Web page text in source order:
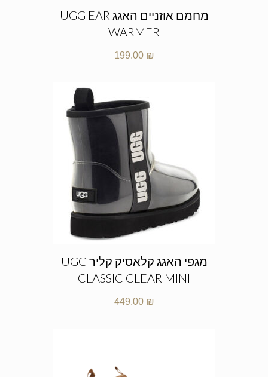
מחמם אוזניים האגג UGG EAR
WARMER
199.00 ₪
מגפי האגג קלאסיק קליר UGG
CLASSIC CLEAR MINI
449.00 ₪